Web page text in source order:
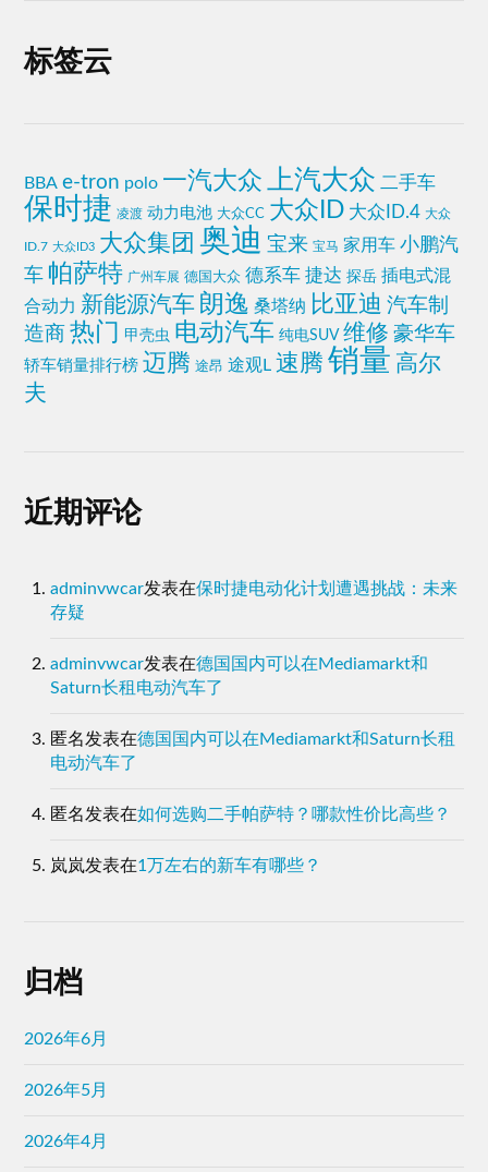
标签云
BBA e-tron polo 一汽大众 上汽大众 二手车
保时捷 凌渡 动力电池 大众CC 大众ID 大众ID.4 大众
ID.7 大众ID3 大众集团 奥迪 宝来 宝马 家用车 小鹏汽
车 帕萨特 广州车展 德国大众 德系车 捷达 探岳 插电式混
合动力 新能源汽车 朗逸 桑塔纳 比亚迪 汽车制
造商 热门 甲壳虫 电动汽车 纯电SUV 维修 豪华车
轿车销量排行榜 迈腾 途昂 途观L 速腾 销量 高尔
夫
近期评论
adminvwcar发表在保时捷电动化计划遭遇挑战：未来
存疑
adminvwcar发表在德国国内可以在Mediamarkt和
Saturn长租电动汽车了
匿名发表在德国国内可以在Mediamarkt和Saturn长租
电动汽车了
匿名发表在如何选购二手帕萨特？哪款性价比高些？
岚岚发表在1万左右的新车有哪些？
归档
2026年6月
2026年5月
2026年4月